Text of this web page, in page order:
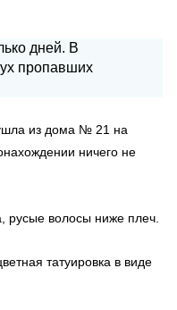
из дома № 21 на
ничего не
русые волосы ниже плеч.
татуировка в виде